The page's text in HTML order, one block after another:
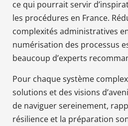
ce qui pourrait servir
les procédures en France.
complexités administratives
numérisation des processus
beaucoup d’experts
Pour chaque système
solutions et des visions
de naviguer sereinement,
résilience et la préparation